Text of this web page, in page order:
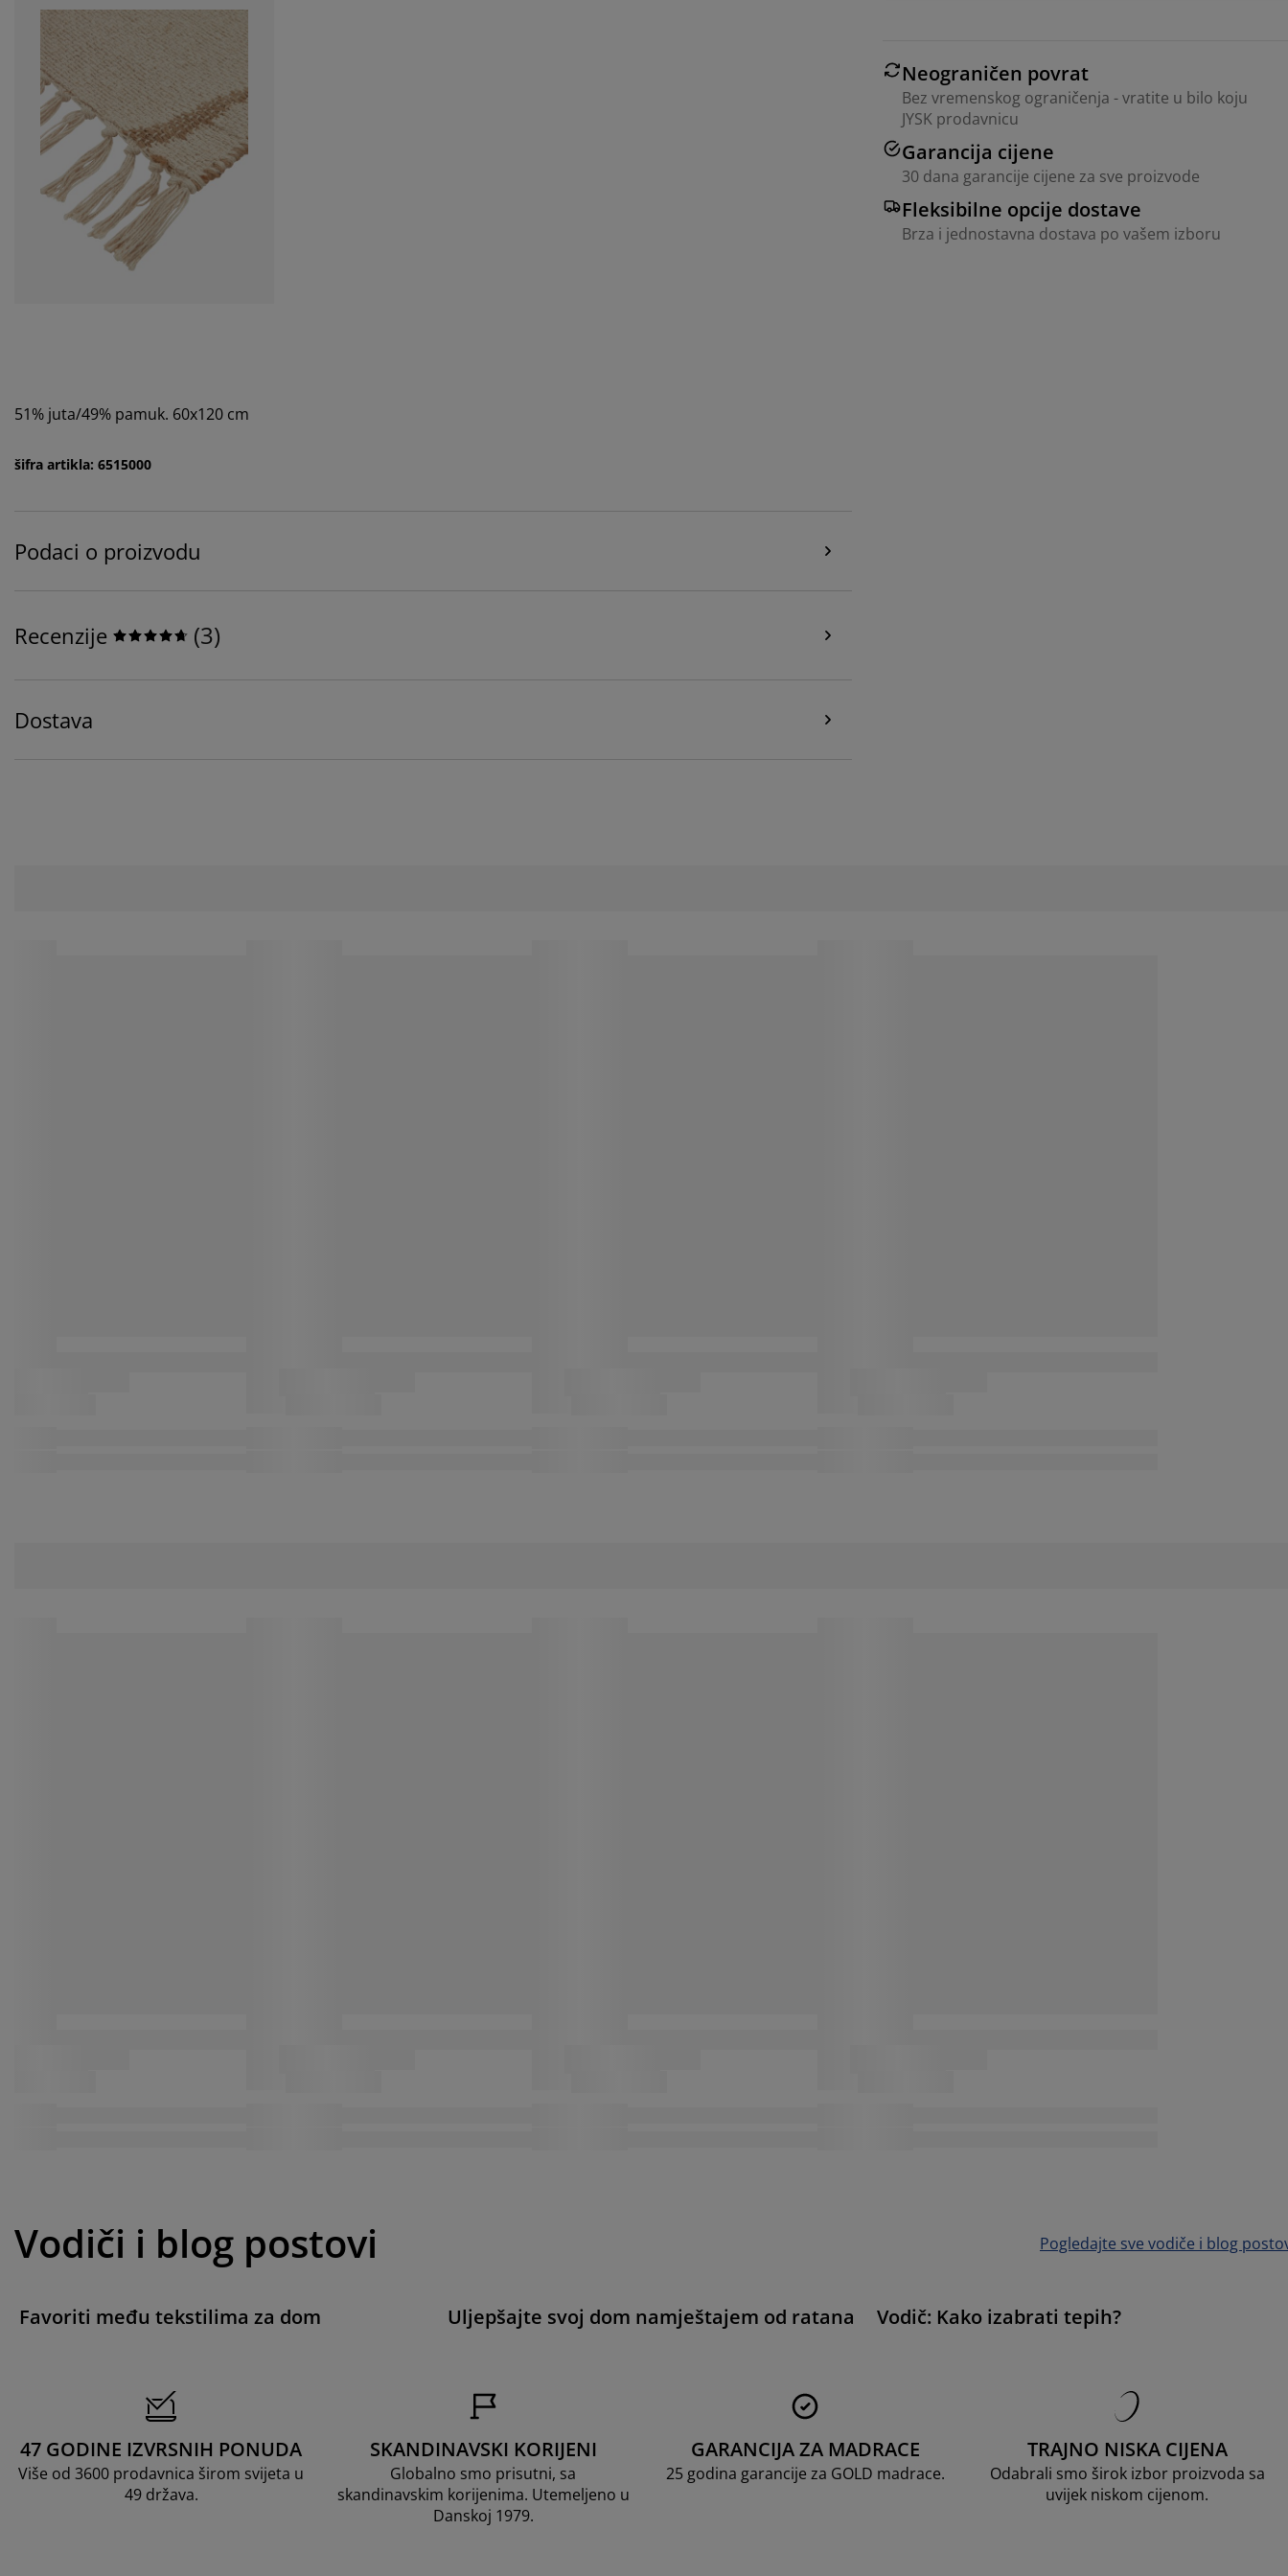
Neograničen povrat
Bez vremenskog ograničenja - vratite u bilo koju
JYSK prodavnicu
Garancija cijene
30 dana garancije cijene za sve proizvode
Fleksibilne opcije dostave
Brza i jednostavna dostava po vašem izboru
51% juta/49% pamuk. 60x120 cm
šifra artikla: 6515000
Podaci o proizvodu
Recenzije (3)
Dostava
Vodiči i blog postovi Pogledajte sve vodiče i blog
Favoriti među tekstilima za dom Uljepšajte svoj dom namještajem od ratana Vodič: Kako izabrati tepih?
47 GODINE IZVRSNIH PONUDA
Više od 3600 prodavnica širom svijeta u
49 država.
SKANDINAVSKI KORIJENI
Globalno smo prisutni, sa
skandinavskim korijenima. Utemeljeno u
Danskoj 1979.
GARANCIJA ZA MADRACE
25 godina garancije za GOLD madrace.
TRAJNO NISKA CIJENA
Odabrali smo širok izbor proizvoda sa
uvijek niskom cijenom.